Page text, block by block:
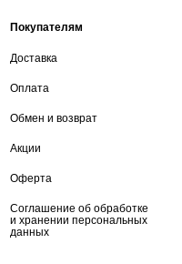
Покупателям
Доставка
Оплата
Обмен и возврат
Акции
Оферта
Соглашение об обработке
и хранении персональных
данных